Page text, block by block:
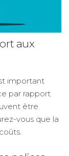
aux
important
par rapport
être
vous que la